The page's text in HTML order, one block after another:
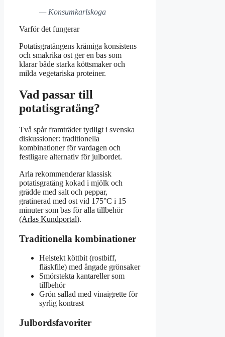
— Konsumkarlskoga
Varför det fungerar
Potatisgratängens krämiga konsistens
och smakrika ost ger en bas som
klarar både starka köttsmaker och
milda vegetariska proteiner.
Vad passar till
potatisgratäng?
Två spår framträder tydligt i svenska
diskussioner: traditionella
kombinationer för vardagen och
festligare alternativ för julbordet.
Arla rekommenderar klassisk
potatisgratäng kokad i mjölk och
grädde med salt och peppar,
gratinerad med ost vid 175°C i 15
minuter som bas för alla tillbehör
(Arlas Kundportal).
Traditionella kombinationer
Helstekt köttbit (rostbiff,
fläskfile) med ångade grönsaker
Smörstekta kantareller som
tillbehör
Grön sallad med vinaigrette för
syrlig kontrast
Julbordsfavoriter